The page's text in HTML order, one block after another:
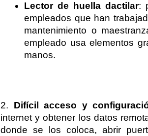
Lector de huella dactilar:
empleados que han
mantenimiento o
empleado usa elementos
manos.
2. Difícil acceso y
internet y obtener los datos
donde se los coloca, abrir